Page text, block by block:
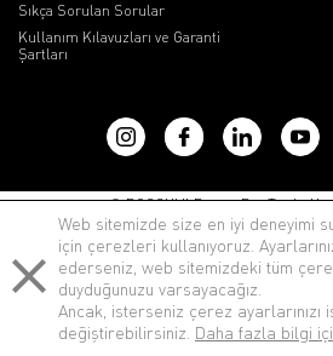
Sıkça Sorulan Sorular
Kullanım Kılavuzları ve Garanti
Şartları
© BOCCHI Il Bagno Per Tutti -
Web sitemizde size en iyi deneyimi
için çerezleri kullanıyoruz.
ederseniz, web sitemizdeki tüm
duyduğunuzu varsayacağız.
Ancak, isterseniz çerez ayarlarınızı
değiştirebilirsiniz. Daha fazla bilgi için